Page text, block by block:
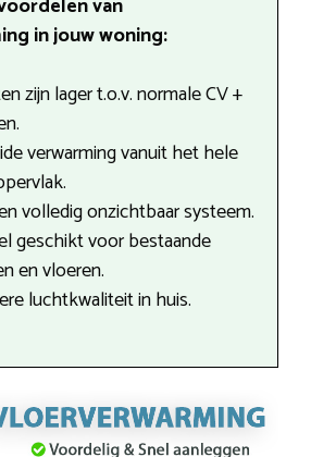
in jouw woning:
zijn lager t.o.v. normale CV +
verwarming vanuit het hele
volledig onzichtbaar systeem.
geschikt voor bestaande
en vloeren.
luchtkwaliteit in huis.